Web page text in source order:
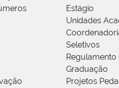
Estágio
Unidades
Seletivos
Graduação
Projetos